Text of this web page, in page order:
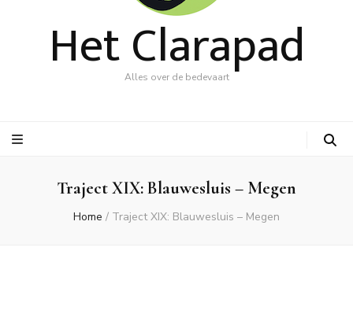
Het Clarapad
Alles over de bedevaart
Traject XIX: Blauwesluis – Megen
Home / Traject XIX: Blauwesluis – Megen